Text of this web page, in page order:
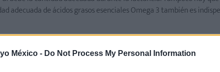
México - Do Not Process My Personal Information
adecuada de ácidos grasos esenciales Omega 3 también es
del embarazo.De esta forma, se reduce el riesgo de padecer